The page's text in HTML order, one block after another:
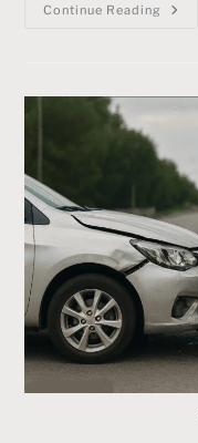
Continue Reading